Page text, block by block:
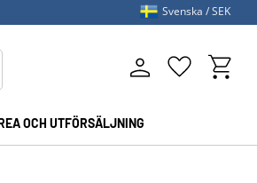
OCH UTFÖRSÄLJNING
Favoriter
Svenska SEK